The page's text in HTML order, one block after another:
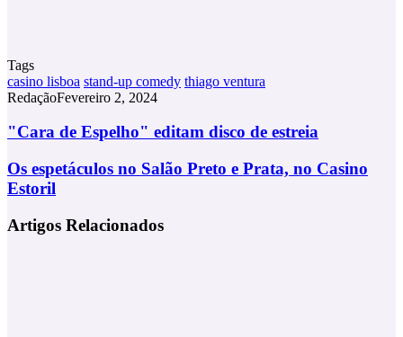
Tags
casino lisboa stand-up comedy thiago ventura
RedaçãoFevereiro 2, 2024
"Cara
Espelho"
editam
disco
estreia
"Cara de Espelho" editam disco de estreia
Os
espetáculos
no
Preto
Os espetáculos no Salão Preto e Prata, no Casino
Estoril
Artigos Relacionados